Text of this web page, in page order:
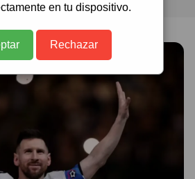
en tu dispositivo.
Rechazar